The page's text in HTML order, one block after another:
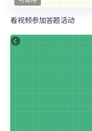
看视频参加答题活动